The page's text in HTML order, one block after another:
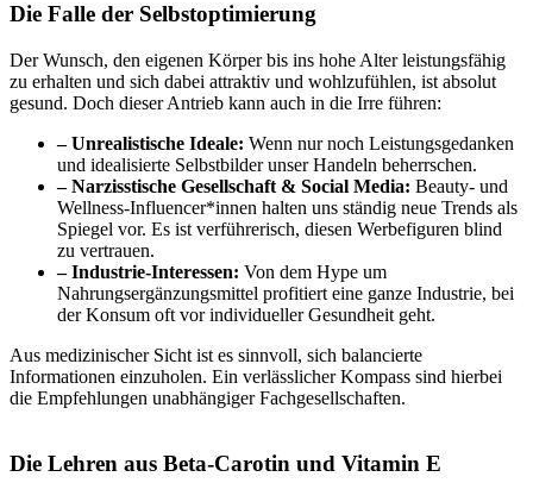
Die Falle der Selbstoptimierung
Der Wunsch, den eigenen Körper bis ins hohe Alter leistungsfähig
zu erhalten und sich dabei attraktiv und wohlzufühlen, ist absolut
gesund. Doch dieser Antrieb kann auch in die Irre führen:
– Unrealistische Ideale: Wenn nur noch Leistungsgedanken
und idealisierte Selbstbilder unser Handeln beherrschen.
– Narzisstische Gesellschaft & Social Media: Beauty- und
Wellness-Influencer*innen halten uns ständig neue Trends als
Spiegel vor. Es ist verführerisch, diesen Werbefiguren blind
zu vertrauen.
– Industrie-Interessen: Von dem Hype um
Nahrungsergänzungsmittel profitiert eine ganze Industrie, bei
der Konsum oft vor individueller Gesundheit geht.
Aus medizinischer Sicht ist es sinnvoll, sich balancierte
Informationen einzuholen. Ein verlässlicher Kompass sind hierbei
die Empfehlungen unabhängiger Fachgesellschaften.
Die Lehren aus Beta-Carotin und Vitamin E